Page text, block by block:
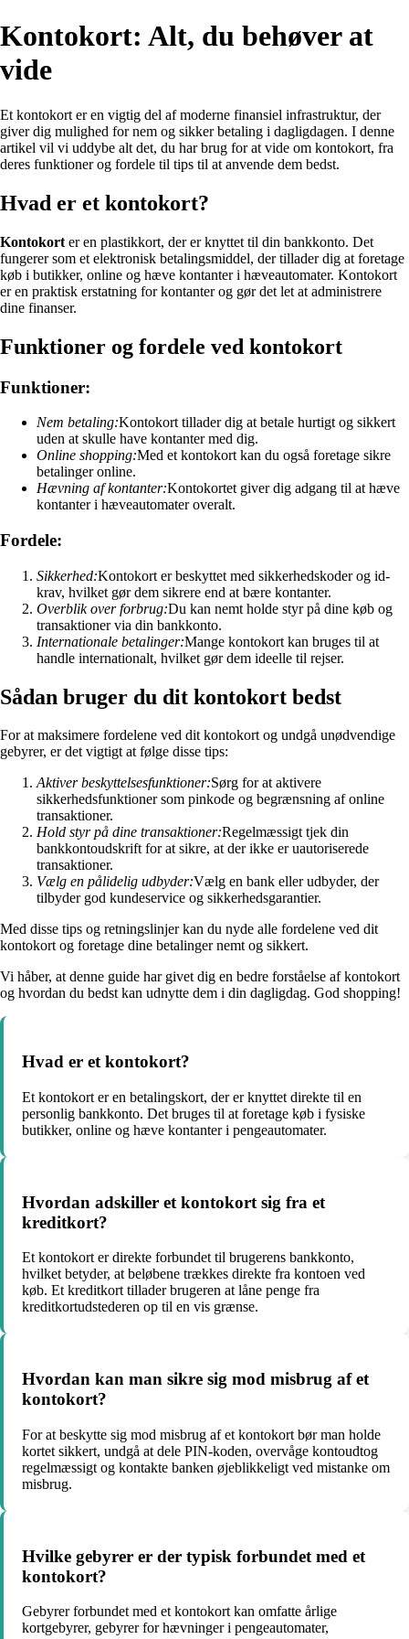
Kontokort: Alt, du behøver at
vide
Et kontokort er en vigtig del af moderne finansiel infrastruktur, der
giver dig mulighed for nem og sikker betaling i dagligdagen. I denne
artikel vil vi uddybe alt det, du har brug for at vide om kontokort, fra
deres funktioner og fordele til tips til at anvende dem bedst.
Hvad er et kontokort?
Kontokort er en plastikkort, der er knyttet til din bankkonto. Det
fungerer som et elektronisk betalingsmiddel, der tillader dig at foretage
køb i butikker, online og hæve kontanter i hæveautomater. Kontokort
er en praktisk erstatning for kontanter og gør det let at administrere
dine finanser.
Funktioner og fordele ved kontokort
Funktioner:
Nem betaling:Kontokort tillader dig at betale hurtigt og sikkert
uden at skulle have kontanter med dig.
Online shopping:Med et kontokort kan du også foretage sikre
betalinger online.
Hævning af kontanter:Kontokortet giver dig adgang til at hæve
kontanter i hæveautomater overalt.
Fordele:
Sikkerhed:Kontokort er beskyttet med sikkerhedskoder og id-
krav, hvilket gør dem sikrere end at bære kontanter.
Overblik over forbrug:Du kan nemt holde styr på dine køb og
transaktioner via din bankkonto.
Internationale betalinger:Mange kontokort kan bruges til at
handle internationalt, hvilket gør dem ideelle til rejser.
Sådan bruger du dit kontokort bedst
For at maksimere fordelene ved dit kontokort og undgå unødvendige
gebyrer, er det vigtigt at følge disse tips:
Aktiver beskyttelsesfunktioner:Sørg for at aktivere
sikkerhedsfunktioner som pinkode og begrænsning af online
transaktioner.
Hold styr på dine transaktioner:Regelmæssigt tjek din
bankkontoudskrift for at sikre, at der ikke er uautoriserede
transaktioner.
Vælg en pålidelig udbyder:Vælg en bank eller udbyder, der
tilbyder god kundeservice og sikkerhedsgarantier.
Med disse tips og retningslinjer kan du nyde alle fordelene ved dit
kontokort og foretage dine betalinger nemt og sikkert.
Vi håber, at denne guide har givet dig en bedre forståelse af kontokort
og hvordan du bedst kan udnytte dem i din dagligdag. God shopping!
Hvad er et kontokort?
Et kontokort er en betalingskort, der er knyttet direkte til en
personlig bankkonto. Det bruges til at foretage køb i fysiske
butikker, online og hæve kontanter i pengeautomater.
Hvordan adskiller et kontokort sig fra et
kreditkort?
Et kontokort er direkte forbundet til brugerens bankkonto,
hvilket betyder, at beløbene trækkes direkte fra kontoen ved
køb. Et kreditkort tillader brugeren at låne penge fra
kreditkortudstederen op til en vis grænse.
Hvordan kan man sikre sig mod misbrug af et
kontokort?
For at beskytte sig mod misbrug af et kontokort bør man holde
kortet sikkert, undgå at dele PIN-koden, overvåge kontoudtog
regelmæssigt og kontakte banken øjeblikkeligt ved mistanke om
misbrug.
Hvilke gebyrer er der typisk forbundet med et
kontokort?
Gebyrer forbundet med et kontokort kan omfatte årlige
kortgebyrer, gebyrer for hævninger i pengeautomater,